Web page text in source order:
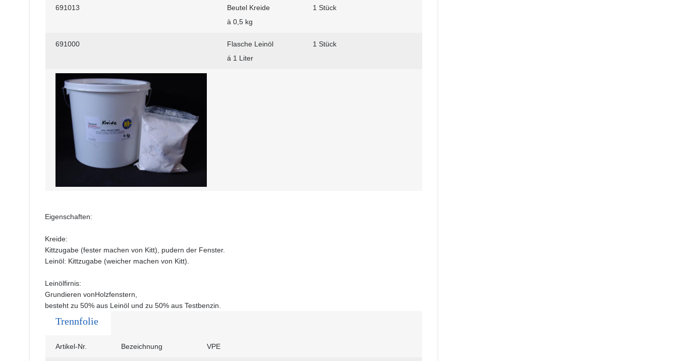
691013
Beutel Kreide
à 0,5 kg
1 Stück
691000
Flasche Leinöl
á 1 Liter
1 Stück
Eigenschaften:
Kreide:
Kittzugabe (fester machen von Kitt), pudern der Fenster.
Leinöl: Kittzugabe (weicher machen von Kitt).
Leinölfirnis:
Grundieren vonHolzfenstern,
besteht zu 50% aus Leinöl und zu 50% aus Testbenzin.
Trennfolie
Artikel-Nr. Bezeichnung VPE